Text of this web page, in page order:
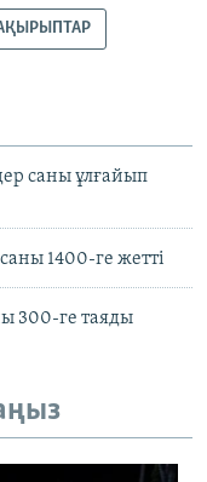
саны ұлғайып
1400-ге жетті
300-ге таяды